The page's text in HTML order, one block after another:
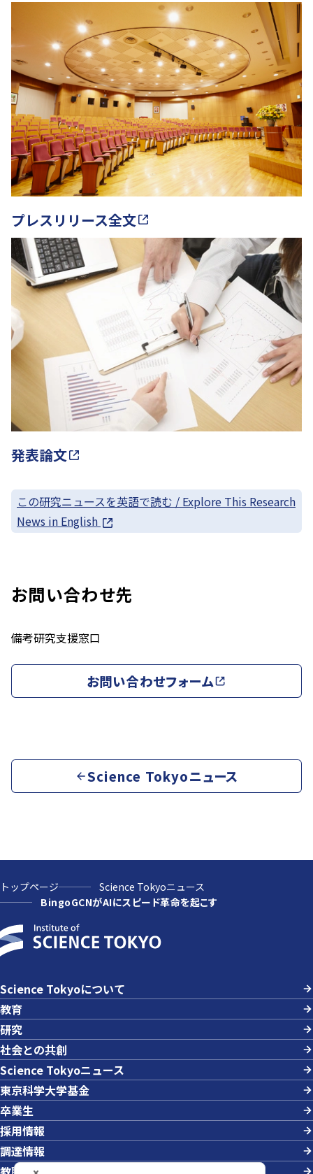
プレスリリース全文
発表論文
この研究ニュースを英語で読む / Explore This Research
News in English
お問い合わせ先
備考研究支援窓口
お問い合わせフォーム
Science Tokyoニュース
トップページ
Science Tokyoニュース
BingoGCNがAIにスピード革命を起こす
Science Tokyoについて
教育
研究
社会との共創
Science Tokyoニュース
東京科学大学基金
卒業生
採用情報
調達情報